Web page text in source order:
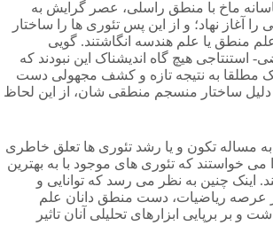
ماخ با منطق راسلی، عصر گرایش به
آغاز نهاد؛ و از این پس تئوری ها را ساختار
منطق یا علم هندسه انگاشتند. گویی
استنتاجی هیچ گاه اندیشناک این نبودند که
مطلقا به نتیجه تازه و کشف مجهولی دست
دلیل ساختار منسجم منطقی شان، از این لحاظ
مساله تکون و یا رشد تئوری ها تعلق خاطری
می خواستند که تئوری های موجود با به بهترین
اینک چنین به نظر می رسد که توانایی و
عرصه ریاضیات، دست منطق دانان علم
و بر برپایی ابزارهای تحلیلی آنان تاثیر